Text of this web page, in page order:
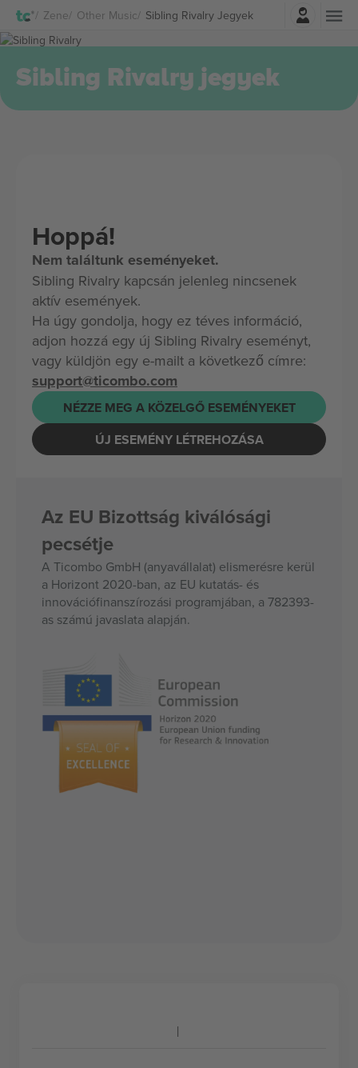
Zene Other Music Sibling Rivalry Jegyek
Belépés
Sibling Rivalry jegyek
Hoppá!
Nem találtunk eseményeket.
Sibling Rivalry kapcsán jelenleg nincsenek
aktív események.
Ha úgy gondolja, hogy ez téves információ,
adjon hozzá egy új Sibling Rivalry eseményt,
vagy küldjön egy e-mailt a következő címre:
support@ticombo.com
NÉZZE MEG A KÖZELGŐ ESEMÉNYEKET
ÚJ ESEMÉNY LÉTREHOZÁSA
Az EU Bizottság kiválósági
pecsétje
A Ticombo GmbH (anyavállalat) elismerésre kerül
a Horizont 2020-ban, az EU kutatás- és
innovációfinanszírozási programjában, a 782393-
as számú javaslata alapján.